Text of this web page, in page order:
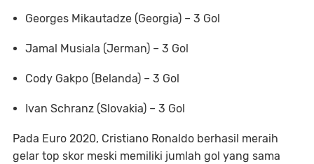
Georges Mikautadze (Georgia) – 3 Gol
Jamal Musiala (Jerman) – 3 Gol
Cody Gakpo (Belanda) – 3 Gol
Ivan Schranz (Slovakia) – 3 Gol
Pada Euro 2020, Cristiano Ronaldo berhasil meraih
gelar top skor meski memiliki jumlah gol yang sama